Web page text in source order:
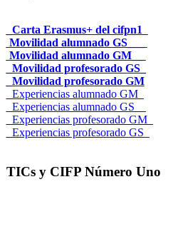
_Carta Erasmus+ del cifpn1
Movilidad alumnado GS___
Movilidad alumnado GM__
_Movilidad profesorado GS_
_Movilidad profesorado GM
_Experiencias alumnado GM_
_Experiencias alumnado GS__
_Experiencias profesorado GM_
_Experiencias profesorado GS_
TICs y CIFP Número Uno